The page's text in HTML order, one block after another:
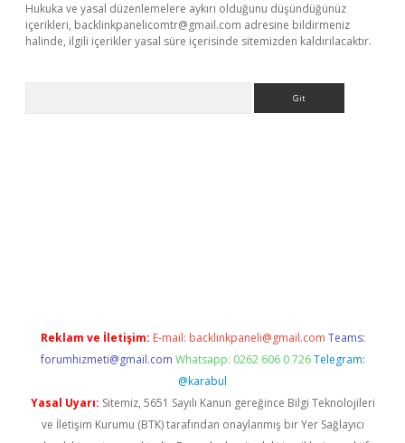
Hukuka ve yasal düzenlemelere aykırı olduğunu düşündüğünüz
içerikleri, backlinkpanelicomtr@gmail.com adresine bildirmeniz
halinde, ilgili içerikler yasal süre içerisinde sitemizden kaldırılacaktır.
Reklam ve İletişim: E-mail: backlinkpaneli@gmail.com Teams:
forumhizmeti@gmail.com Whatsapp: 0262 606 0 726 Telegram:
@karabul
Yasal Uyarı: Sitemiz, 5651 Sayılı Kanun gereğince Bilgi Teknolojileri
ve İletişim Kurumu (BTK) tarafından onaylanmış bir Yer Sağlayıcı